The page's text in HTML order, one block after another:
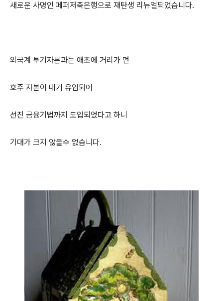
새로운 사명인 페퍼저축은행으로 재탄생 리뉴얼되었습니다.
외국계 투기자본과는 애초에 거리가 먼
호주 자본이 대거 유입되어
선진 금융기법까지 도입되었다고 하니
기대가 크지 않을수 없습니다.